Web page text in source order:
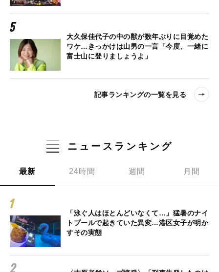
大久保佳代子の中の獣が数年ぶりに目覚めた
ワケ…きっかけは山男の一言「今度、一緒に
富士山に登りましょうよ」
記事ランキングの一覧を見る
ニュースランキング
最新 24時間 週間 月間
「泳ぐ人はほとんどいなくて…」猛暑のナイ
トプールで起きていた異変…港区女子が明か
すその実態